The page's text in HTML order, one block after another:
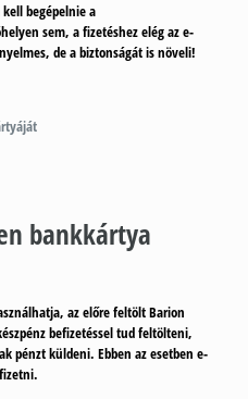
begépelnie a
sem, a fizetéshez elég az e-
de a biztonságát is növeli!
bankkártya
az előre feltölt Barion
befizetéssel tud feltölteni,
pénzt küldeni. Ebben az esetben e-